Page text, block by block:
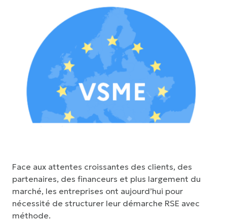
Face aux attentes croissantes des clients, des
partenaires, des financeurs et plus largement du
marché, les entreprises ont aujourd’hui pour
nécessité de structurer leur démarche RSE avec
méthode.